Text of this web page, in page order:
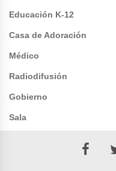
Educación K-12
Casa de Adoración
Médico
Radiodifusión
Gobierno
Sala